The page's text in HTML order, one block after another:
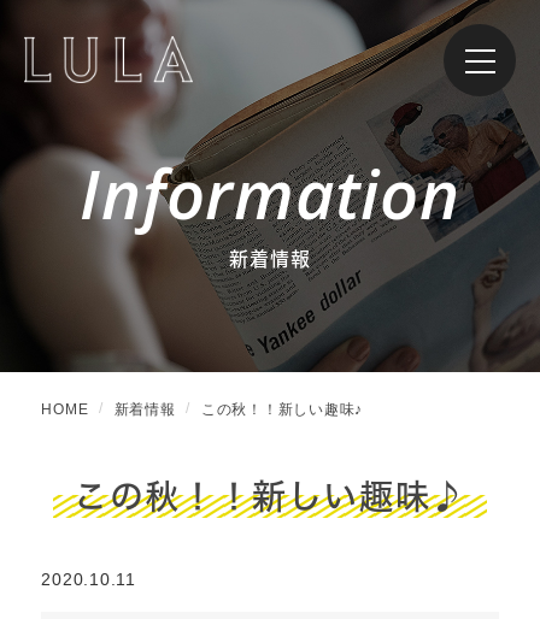
Information
新着情報
HOME 新着情報 この秋！！新しい趣味♪
この秋！！新しい趣味♪
2020.10.11